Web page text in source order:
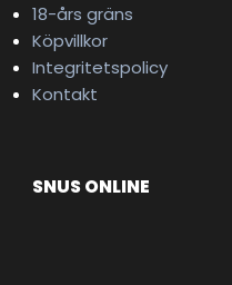
18-års gräns
Köpvillkor
Integritetspolicy
Kontakt
SNUS ONLINE